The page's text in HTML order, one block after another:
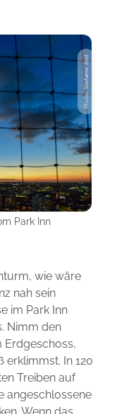
Photo: Stefanie Jost
Park Inn
wie wäre
nah sein
im Park Inn
Nimm den
Erdgeschoss,
erklimmst. In 120
Treiben auf
angeschlossene